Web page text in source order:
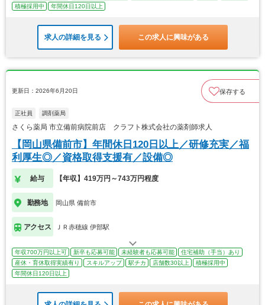
積極採用中
年間休日120日以上
求人の詳細を見る この求人に興味がある
更新日：2026年6月20日 保存する
正社員 調剤薬局
さくら薬局 市立備前病院前店 クラフト株式会社の薬剤師求人
【岡山県備前市】年間休日120日以上／研修充実／福
利厚生◎／資格取得支援有／設備◎
給与 【年収】419万円～743万円程度
勤務地 岡山県 備前市
アクセス ＪＲ赤穂線 伊部駅
年収700万円以上可 新卒も応募可能 未経験者も応募可能
住宅補助（手当）あり
産休・育休取得実績有り
スキルアップ 駅チカ 店舗数30以上
積極採用中
年間休日120日以上